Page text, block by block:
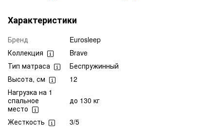
Характеристики
Бренд
Eurosleep
Коллекция
Brave
Тип матраса
Беспружинный
Высота, см
12
Нагрузка на 1
спальное
место
до 130 кг
Жесткость
3/5